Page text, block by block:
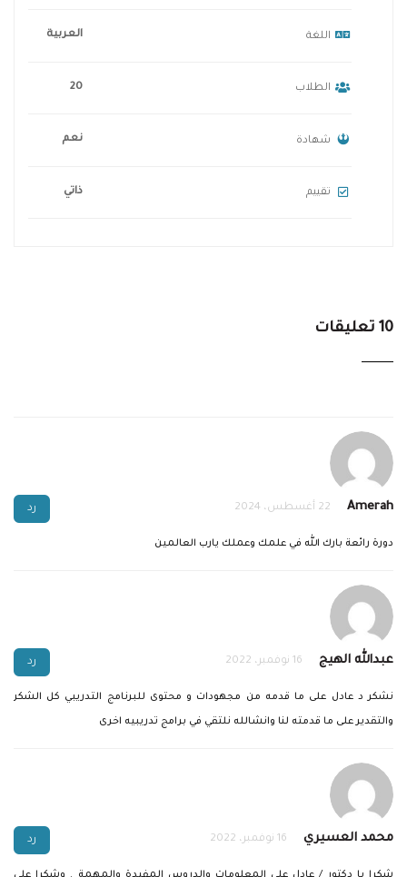
اللغة العربية
الطلاب 20
شهادة نعم
تقييم ذاتي
10 تعليقات
Amerah 22 أغسطس، 2024 رد
دورة رائعة بارك الله في علمك وعملك يارب العالمين
عبدالله الهيج 16 نوفمبر، 2022 رد
نشكر د عادل على ما قدمه من مجهودات و محتوى للبرنامج التدريبي كل الشكر
والتقدير على ما قدمته لنا وانشالله نلتقي في برامج تدريبيه اخرى
محمد العسيري 16 نوفمبر، 2022 رد